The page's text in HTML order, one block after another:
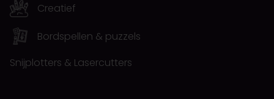
Creatief
Bordspellen & puzzels
Snijplotters & Lasercutters